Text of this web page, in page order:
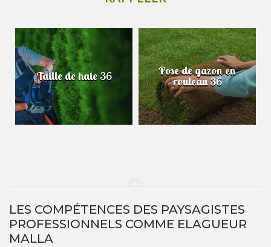
Taille de haie 36 Pose de gazon en
rouleau 36
LES COMPÉTENCES DES PAYSAGISTES
PROFESSIONNELS COMME ELAGUEUR
MALLA